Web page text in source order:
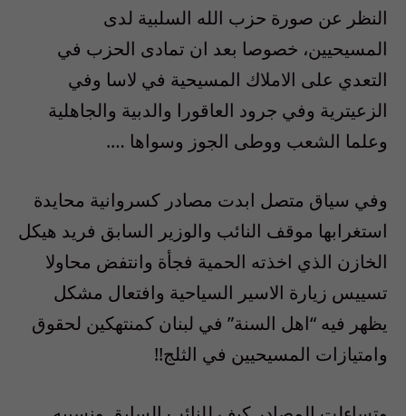
النظر عن صورة حزب الله السلبية لدى
المسيحيين، خصوصا بعد ان تمادى الحزب في
التعدي على الاملاك المسيحية في لاسا وفي
الزعيترية وفي جرود العاقورا والدبية والجاهلية
وعلما الشعب ووطى الجوز وسواها ….
وفي سياق متصل ابدت مصادر كسروانية محايدة
استغرابها موقف النائب والوزير السابق فريد هيكل
الخازن الذي اخذته الحمية فجأة وانتفض محاولا
تسييس زيارة الاسير السياحية وافتعال مشكل
يظهر فيه “اهل السنة” في لبنان كمنتهكين لحقوق
وامتيازات المسيحيين في الثلج!!